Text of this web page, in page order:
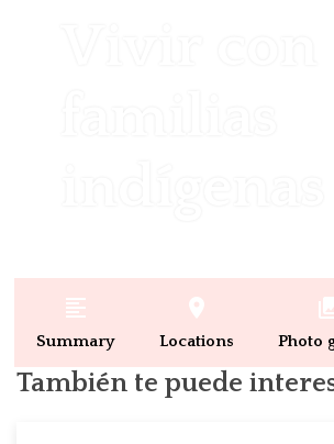
format_align_left
Summary
place
Locations Photo
También te puede